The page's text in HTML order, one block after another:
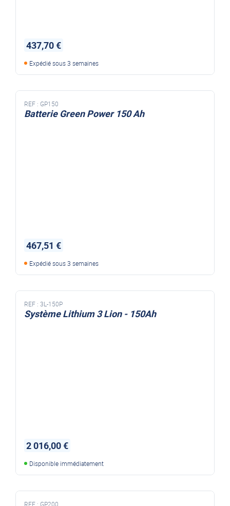
437,70 €
Expédié sous 3 semaines
REF : GP150
Batterie Green Power 150 Ah
467,51 €
Expédié sous 3 semaines
REF : 3L-150P
Système Lithium 3 Lion - 150Ah
2 016,00 €
Disponible immédiatement
REF : GP200